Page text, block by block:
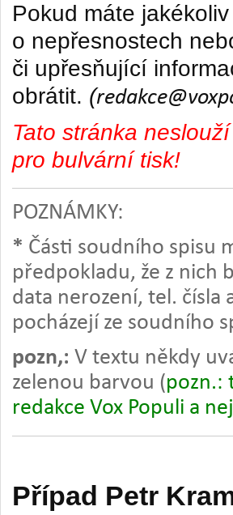
Pokud máte
o nepřesnostech
či upřesňující
obrátit. (
Tato stránka
pro bulvární tisk!
POZNÁMKY:
* Části soudního spisu
předpokladu, že z nich
data nerození, tel. čísla
pocházejí ze soudního
pozn,: V textu někdy
zelenou barvou (pozn.:
redakce Vox Populi a
Případ Petr